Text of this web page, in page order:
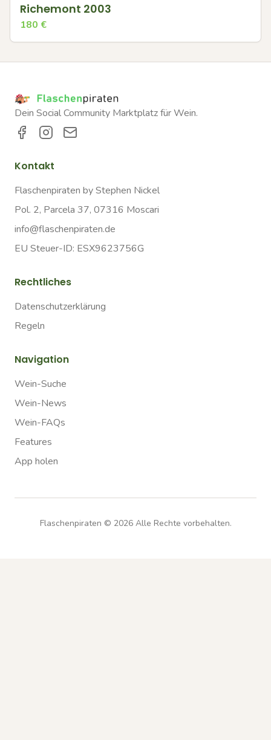
Richemont 2003
180 €
Dein Social Community Marktplatz für Wein.
Kontakt
Flaschenpiraten by Stephen Nickel
Pol. 2, Parcela 37, 07316 Moscari
info@flaschenpiraten.de
EU Steuer-ID: ESX9623756G
Rechtliches
Datenschutzerklärung
Regeln
Navigation
Wein-Suche
Wein-News
Wein-FAQs
Features
App holen
Flaschenpiraten © 2026Alle Rechte vorbehalten.